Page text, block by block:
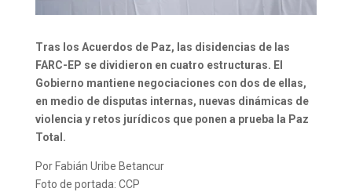
Tras los Acuerdos de Paz, las disidencias de las
FARC-EP se dividieron en cuatro estructuras. El
Gobierno mantiene negociaciones con dos de ellas,
en medio de disputas internas, nuevas dinámicas de
violencia y retos jurídicos que ponen a prueba la Paz
Total.
Por Fabián Uribe Betancur
Foto de portada: CCP